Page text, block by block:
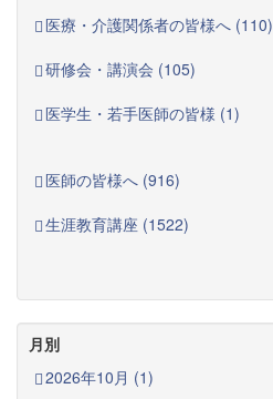
医療・介護関係者の皆様へ (110)
研修会・講演会 (105)
医学生・若手医師の皆様 (1)
医師の皆様へ (916)
生涯教育講座 (1522)
月別
2026年10月 (1)